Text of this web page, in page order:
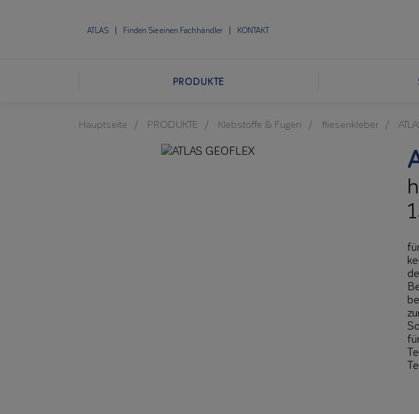
ATLAS Finden Sie einen Fachhändler KONTAKT
PRODUKTE
Hauptseite PRODUKTE Klebstoffe & Fugen fliesenkleber